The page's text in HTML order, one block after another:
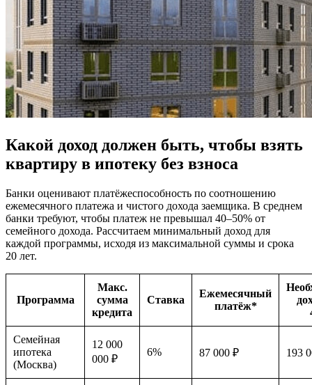
Какой доход должен быть, чтобы взять
квартиру в ипотеку без взноса
Банки оценивают платёжеспособность по соотношению
ежемесячного платежа и чистого дохода заемщика. В среднем
банки требуют, чтобы платеж не превышал 40–50% от
семейного дохода. Рассчитаем минимальный доход для
каждой программы, исходя из максимальной суммы и срока
20 лет.
Программа
Макс.
сумма
кредита
Ставка
Ежемесячный
платёж*
Семейная
ипотека
(Москва)
12 000
000 ₽
6% 87 000 ₽ 193